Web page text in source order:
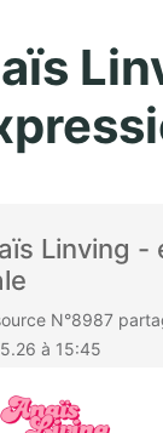
Linving -
N°8987
à 15:45